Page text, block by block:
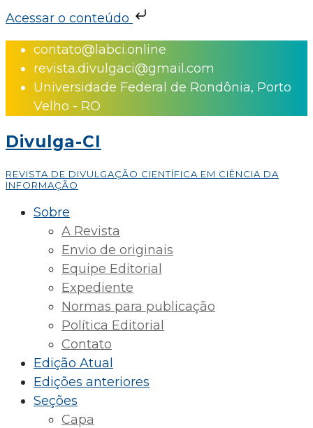
Acessar o conteúdo
Skip
content
contato@labci.online
revista.divulgaci@gmail.com
Universidade Federal de Rondônia, Porto
Velho - RO
Divulga-CI
REVISTA DE DIVULGAÇÃO CIENTÍFICA EM CIÊNCIA DA
INFORMAÇÃO
Sobre
A Revista
Envio de originais
Equipe Editorial
Expediente
Normas para publicação
Política Editorial
Contato
Edição Atual
Edições anteriores
Seções
Capa